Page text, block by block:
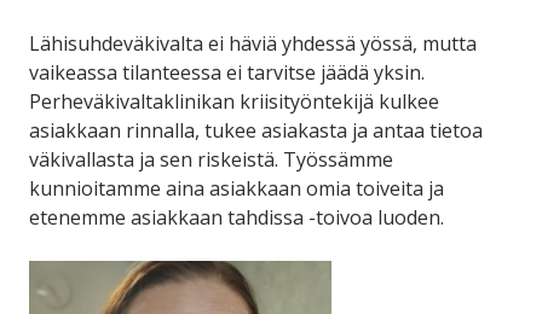
Lähisuhdeväkivalta ei häviä yhdessä yössä, mutta
vaikeassa tilanteessa ei tarvitse jäädä yksin.
Perheväkivaltaklinikan kriisityöntekijä kulkee
asiakkaan rinnalla, tukee asiakasta ja antaa tietoa
väkivallasta ja sen riskeistä. Työssämme
kunnioitamme aina asiakkaan omia toiveita ja
etenemme asiakkaan tahdissa -toivoa luoden.